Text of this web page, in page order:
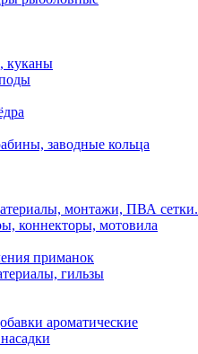
куканы
заводные кольца
монтажи, ПВА сетки.
коннекторы, мотовила
приманок
гильзы
ароматические